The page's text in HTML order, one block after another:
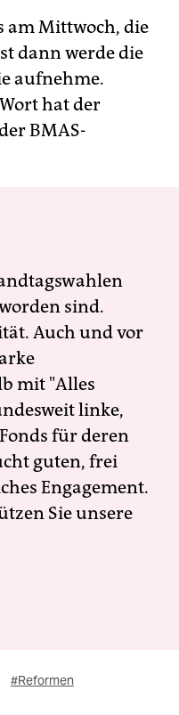
am Mittwoch, die
dann werde die
aufnehme.
hat der
BMAS-
sind.
Auch und vor
mit "Alles
linke,
für deren
guten, frei
Engagement.
Sie unsere
#Reformen